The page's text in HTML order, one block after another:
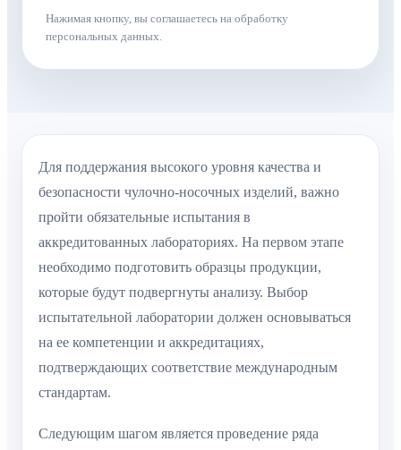
Нажимая кнопку, вы соглашаетесь на обработку
персональных данных.
Для поддержания высокого уровня качества и
безопасности чулочно-носочных изделий, важно
пройти обязательные испытания в
аккредитованных лабораториях. На первом этапе
необходимо подготовить образцы продукции,
которые будут подвергнуты анализу. Выбор
испытательной лаборатории должен основываться
на ее компетенции и аккредитациях,
подтверждающих соответствие международным
стандартам.
Следующим шагом является проведение ряда